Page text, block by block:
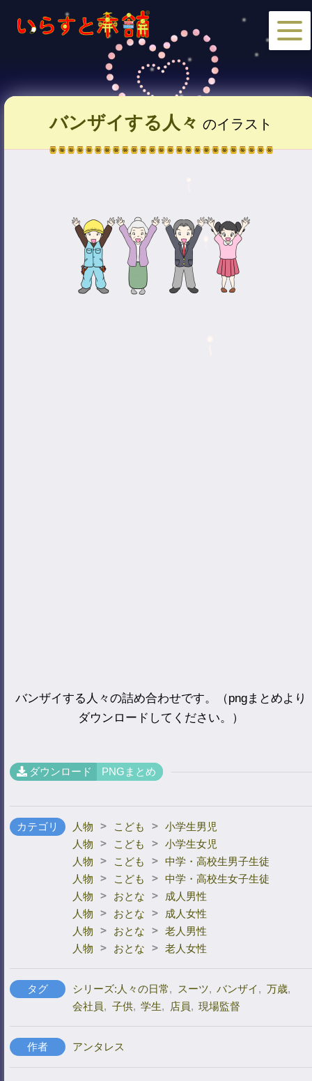
バンザイする人々 のイラスト
バンザイする人々の詰め合わせです。（pngまとめより
ダウンロードしてください。）
ダウンロード PNGまとめ
カテゴリ 人物 > こども > 小学生男児
人物
> こども > 小学生女児
人物
> こども > 中学・高校生男子生徒
人物
> こども > 中学・高校生女子生徒
人物
> おとな >
成人男性
人物
> おとな >
成人女性
人物
> おとな > 老人男性
人物
> おとな > 老人女性
タグ シリーズ:人々の日常, スーツ, バンザイ, 万歳,
会社員, 子供, 学生, 店員, 現場監督
作者 アンタレス